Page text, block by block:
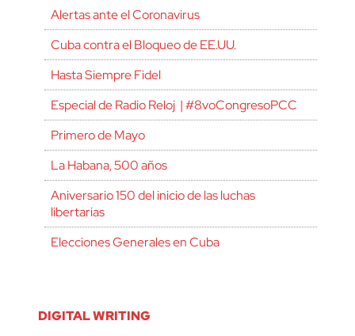
Alertas ante el Coronavirus
Cuba contra el Bloqueo de EE.UU.
Hasta Siempre Fidel
Especial de Radio Reloj | #8voCongresoPCC
Primero de Mayo
La Habana, 500 años
Aniversario 150 del inicio de las luchas
libertarias
Elecciones Generales en Cuba
DIGITAL WRITING